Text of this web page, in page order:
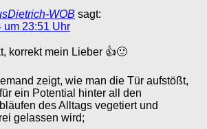
WOB sagt:
um 23:51 Uhr
korrekt mein Lieber 👍🙂
zeigt, wie man die Tür aufstößt,
ein Potential hinter all den
des Alltags vegetiert und
gelassen wird;